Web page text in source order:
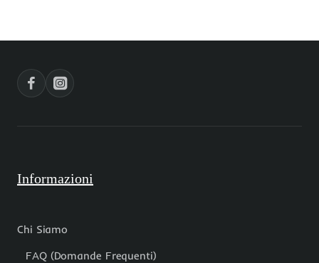
Informazioni
Chi Siamo
FAQ (Domande Frequenti)